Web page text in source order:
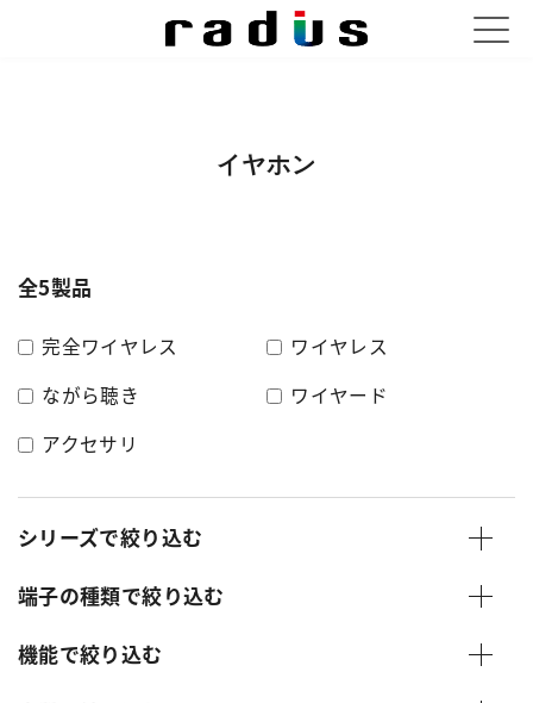
イヤホン
全5製品
完全ワイヤレス
ワイヤレス
ながら聴き
ワイヤード
アクセサリ
シリーズで絞り込む
端子の種類で絞り込む
機能で絞り込む